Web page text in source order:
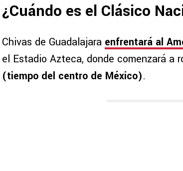
¿Cuándo es el Clásico
Chivas de Guadalajara enfrentará al
el Estadio Azteca, donde comenzará a
(tiempo del centro de México).